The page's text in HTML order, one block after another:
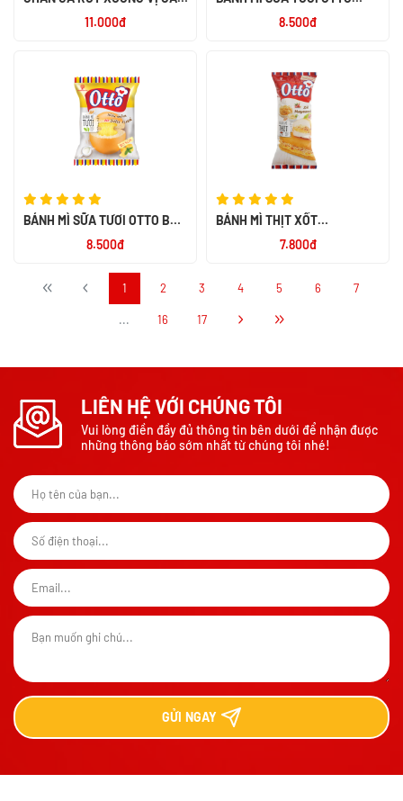
11.000đ 8.500đ
BÁNH MÌ SỮA TƯƠI OTTO BƠ
8.500đ
BÁNH MÌ THỊT XỐT
7.800đ
1 2 3 4 5 6 7
... 16 17
LIÊN HỆ VỚI CHÚNG TÔI
Vui lòng điền đầy đủ thông tin bên dưới để nhận được
những thông báo sớm nhất từ chúng tôi nhé!
GỬI NGAY